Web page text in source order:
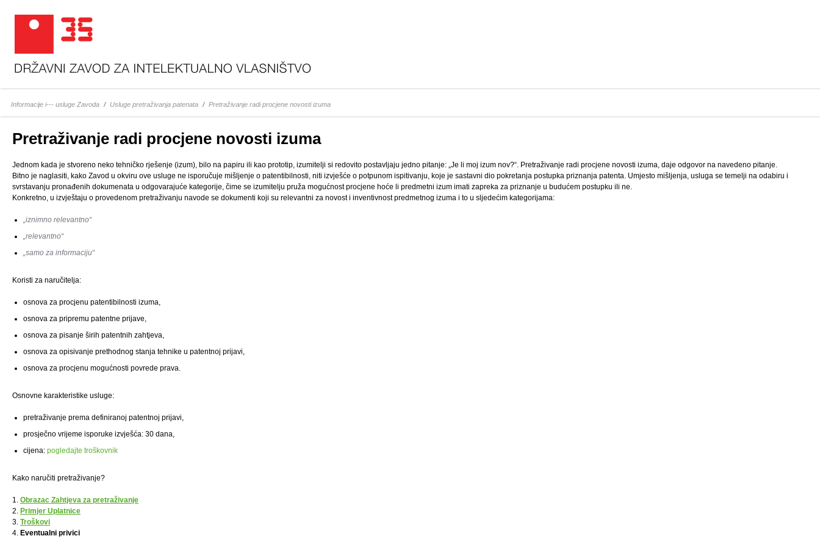
Informacije i--- usluge Zavoda / Usluge pretraživanja patenata / Pretraživanje radi procjene novosti izuma
Pretraživanje radi procjene novosti izuma
Jednom kada je stvoreno neko tehničko rješenje (izum), bilo na papiru ili kao prototip, izumitelji si redovito postavljaju jedno pitanje: „Je li moj izum nov?“. Pretraživanje radi procjene novosti izuma, daje odgovor na navedeno pitanje.
Bitno je naglasiti, kako Zavod u okviru ove usluge ne isporučuje mišljenje o patentibilnosti, niti izvješće o potpunom ispitivanju, koje je sastavni dio pokretanja postupka priznanja patenta. Umjesto mišljenja, usluga se temelji na odabiru i
svrstavanju pronađenih dokumenata u odgovarajuće kategorije, čime se izumitelju pruža mogućnost procjene hoće li predmetni izum imati zapreka za priznanje u budućem postupku ili ne.
Konkretno, u izvještaju o provedenom pretraživanju navode se dokumenti koji su relevantni za novost i inventivnost predmetnog izuma i to u sljedećim kategorijama:
„iznimno relevantno“
„relevantno“
„samo za informaciju“
Koristi za naručitelja:
osnova za procjenu patentibilnosti izuma,
osnova za pripremu patentne prijave,
osnova za pisanje širih patentnih zahtjeva,
osnova za opisivanje prethodnog stanja tehnike u patentnoj prijavi,
osnova za procjenu mogućnosti povrede prava.
Osnovne karakteristike usluge:
pretraživanje prema definiranoj patentnoj prijavi,
prosječno vrijeme isporuke izvješća: 30 dana,
cijena: pogledajte troškovnik
Kako naručiti pretraživanje?
1. Obrazac Zahtjeva za pretraživanje
2. Primjer Uplatnice
3. Troškovi
4. Eventualni privici